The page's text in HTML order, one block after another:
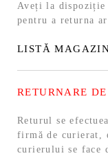
Aveți la dispoziție
pentru a returna
LISTĂ
RETURNARE
Returul se
firmă de curierat,
curierului se face